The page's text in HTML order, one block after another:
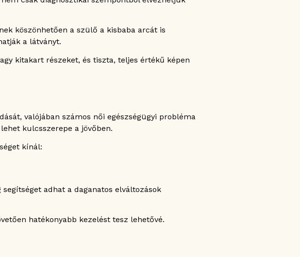
köszönhetően a szülő a kisbaba arcát is
a látványt.
kitakart részeket, és tiszta, teljes értékű képen
valójában számos női egészségügyi probléma
kulcsszerepe a jövőben.
kínál:
adhat a daganatos elváltozások
hatékonyabb kezelést tesz lehetővé.